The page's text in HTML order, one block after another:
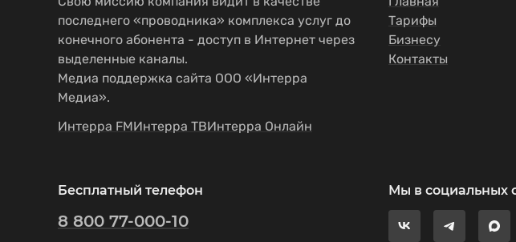
последнего «проводника» комплекса услуг до
конечного абонента - доступ в Интернет через
выделенные каналы.
Медиа поддержка сайта ООО «Интерра
Медиа».
Интерра FMИнтерра ТВИнтерра Онлайн
Тарифы
Бизнесу
Контакты
Бесплатный телефон
8 800 77-000-10
Мы в социальных